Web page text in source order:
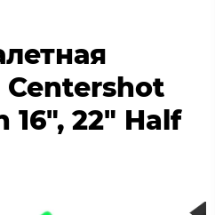
Centershot
16", 22" Half